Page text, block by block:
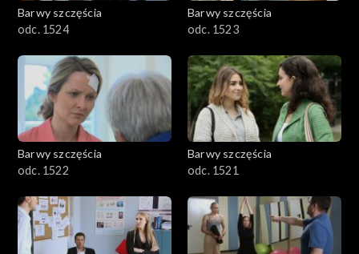
Barwy szczęścia
odc. 1524
Barwy szczęścia
odc. 1523
Barwy szczęścia
odc. 1522
Barwy szczęścia
odc. 1521